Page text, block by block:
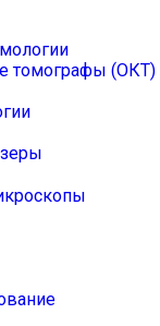
томографы (ОКТ)